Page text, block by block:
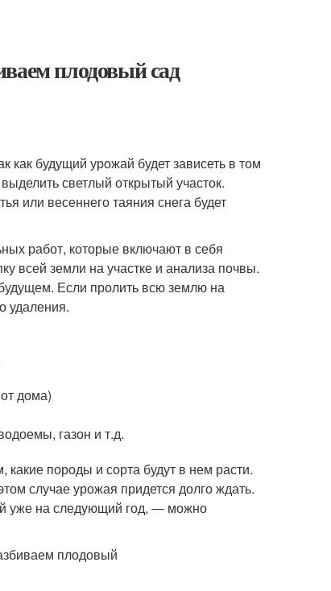
плодовый сад
будущий урожай будет зависеть в том
светлый открытый участок.
или весеннего таяния снега будет
работ, которые включают в себя
всей земли на участке и анализа почвы.
Если пролить всю землю на
удаления.
дома)
газон и т.д.
породы и сорта будут в нем расти.
случае урожая придется долго ждать.
уже на следующий год, — можно